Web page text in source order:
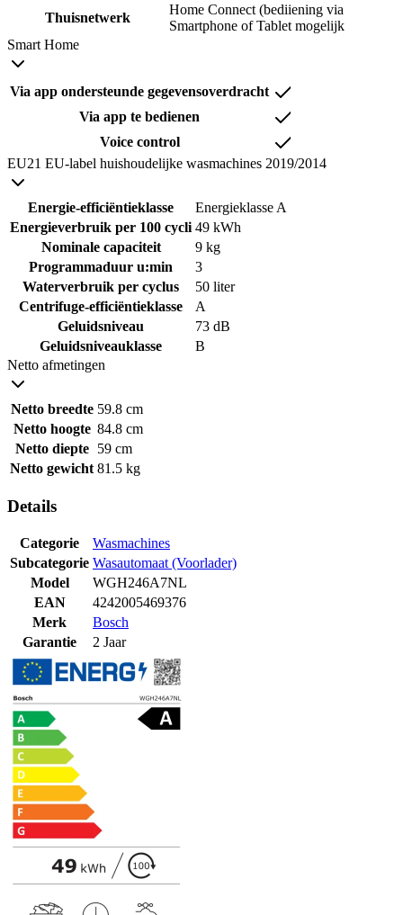
Thuisnetwerk
Home Connect (bediiening via
Smartphone of Tablet mogelijk
Smart Home
Via app ondersteunde gegevensoverdracht
Via app te bedienen
Voice control
EU21 EU-label huishoudelijke wasmachines 2019/2014
Energie-efficiëntieklasse
Energieklasse A
Energieverbruik per 100 cycli 49 kWh
Nominale capaciteit
9 kg
Programmaduur u:min
3
Waterverbruik per cyclus
50 liter
Centrifuge-efficiëntieklasse
A
Geluidsniveau
73 dB
Geluidsniveauklasse
B
Netto afmetingen
Netto breedte 59.8 cm
Netto hoogte 84.8 cm
Netto diepte
59 cm
Netto gewicht 81.5 kg
Details
Categorie
Wasmachines
Subcategorie Wasautomaat (Voorlader)
Model
WGH246A7NL
EAN
4242005469376
Merk
Bosch
Garantie
2 Jaar